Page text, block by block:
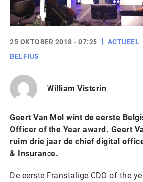
25 OKTOBER 2018 - 07:25 ACTUEEL
BELFIUS
William Visterin
Geert Van Mol wint de eerste
Officer of the Year award. Geert
ruim drie jaar de chief digital
& Insurance.
De eerste Franstalige CDO of the